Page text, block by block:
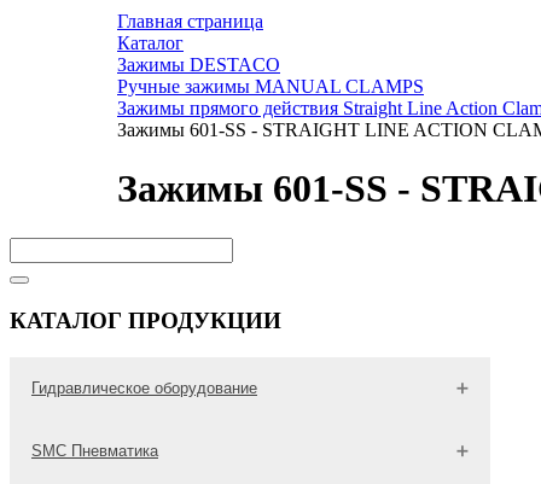
Главная страница
Каталог
Зажимы DESTACO
Ручные зажимы MANUAL CLAMPS
Зажимы прямого действия Straight Line Action
Зажимы 601-SS - STRAIGHT LINE ACTION
Зажимы 601-SS -
КАТАЛОГ ПРОДУКЦИИ
Гидравлическое оборудование
Гидравлические трубы
SMC Пневматика